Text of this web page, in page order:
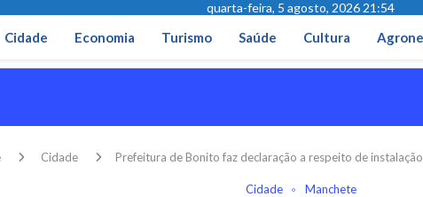
quarta-feira, 5 agosto, 2026 21:54
Cidade Economia Turismo Saúde Cultura
Cidade Prefeitura de Bonito faz declaração a respeito de
Cidade Manchete